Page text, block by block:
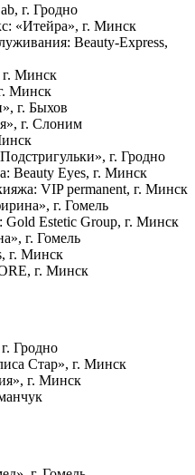
г. Гродно
«Итейра», г. Минск
Beauty-Express,
г. Минск
Минск
г. Быхов
г. Слоним
г. Гродно
Beauty Eyes, г. Минск
VIP permanent, г. Минск
г. Гомель
Estetic Group, г. Минск
г. Гомель
г. Минск
г. Минск
Гродно
Стар», г. Минск
г. Минск